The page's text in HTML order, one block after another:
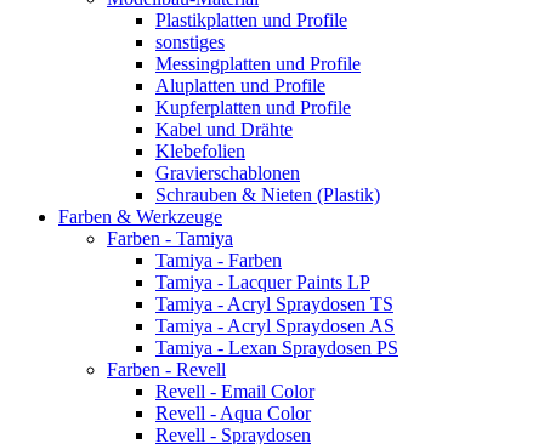
Plastikplatten und Profile
sonstiges
Messingplatten und Profile
Aluplatten und Profile
Kupferplatten und Profile
Kabel und Drähte
Klebefolien
Gravierschablonen
Schrauben & Nieten (Plastik)
Farben & Werkzeuge
Farben - Tamiya
Tamiya - Farben
Tamiya - Lacquer Paints LP
Tamiya - Acryl Spraydosen TS
Tamiya - Acryl Spraydosen AS
Tamiya - Lexan Spraydosen PS
Farben - Revell
Revell - Email Color
Revell - Aqua Color
Revell - Spraydosen